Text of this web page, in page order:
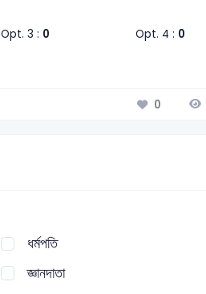
Opt. 3 : 0 Opt. 4 : 0
0
ধর্মপতি
জ্ঞানদাতা